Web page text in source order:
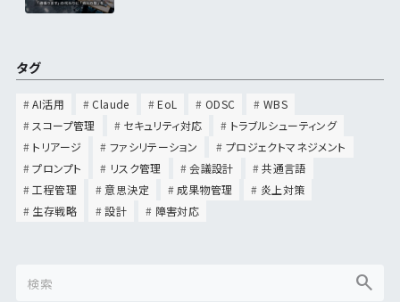
タグ
AI活用 Claude EoL ODSC
WBS
スコープ管理
セキュリティ対応
トラブルシューティング
トリアージ
ファシリテーション
プロジェクトマネジメント
プロンプト
リスク管理 会議設計
共通言語
工程管理
意思決定 成果物管理
炎上対策
生存戦略
設計 障害対応